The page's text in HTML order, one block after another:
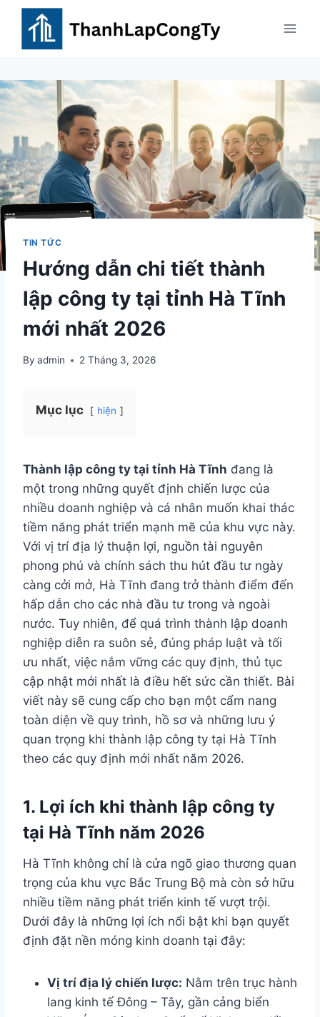
Skip
content
TIN TỨC
Hướng dẫn chi tiết thành
lập công ty tại tỉnh Hà Tĩnh
mới nhất 2026
By admin 2 Tháng 3, 2026
Mục lục hiện
Thành lập công ty tại tỉnh Hà Tĩnh đang là
một trong những quyết định chiến lược của
nhiều doanh nghiệp và cá nhân muốn khai thác
tiềm năng phát triển mạnh mẽ của khu vực này.
Với vị trí địa lý thuận lợi, nguồn tài nguyên
phong phú và chính sách thu hút đầu tư ngày
càng cởi mở, Hà Tĩnh đang trở thành điểm đến
hấp dẫn cho các nhà đầu tư trong và ngoài
nước. Tuy nhiên, để quá trình thành lập doanh
nghiệp diễn ra suôn sẻ, đúng pháp luật và tối
ưu nhất, việc nắm vững các quy định, thủ tục
cập nhật mới nhất là điều hết sức cần thiết. Bài
viết này sẽ cung cấp cho bạn một cẩm nang
toàn diện về quy trình, hồ sơ và những lưu ý
quan trọng khi thành lập công ty tại Hà Tĩnh
theo các quy định mới nhất năm 2026.
1. Lợi ích khi thành lập công ty
tại Hà Tĩnh năm 2026
Hà Tĩnh không chỉ là cửa ngõ giao thương quan
trọng của khu vực Bắc Trung Bộ mà còn sở hữu
nhiều tiềm năng phát triển kinh tế vượt trội.
Dưới đây là những lợi ích nổi bật khi bạn quyết
định đặt nền móng kinh doanh tại đây:
Vị trí địa lý chiến lược: Nằm trên trục hành
lang kinh tế Đông – Tây, gần cảng biển